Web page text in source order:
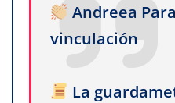
Andreea
vinculación
La